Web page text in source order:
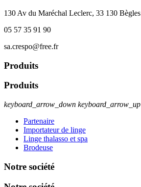
130 Av du Maréchal Leclerc, 33 130 Bègles
05 57 35 91 90
sa.crespo@free.fr
Produits
Produits
keyboard_arrow_down keyboard_arrow_up
Partenaire
Importateur de linge
Linge thalasso et spa
Brodeuse
Notre société